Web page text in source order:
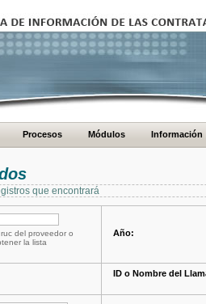
Procesos Módulos Información
que encontrará
del proveedor o
la lista
Año:
ID o Nombre del